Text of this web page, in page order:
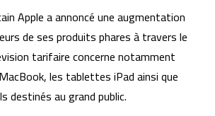
2026
met en lumière les capacités des
près du détroit de Gibraltar
Apple a annoncé une augmentation
de ses produits phares à travers le
tarifaire concerne notamment
les tablettes iPad ainsi que
destinés au grand public.